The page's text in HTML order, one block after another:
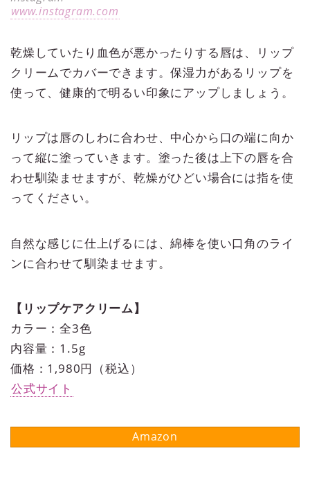
www.instagram.com
乾燥していたり血色が悪かったりする唇は、リップ
クリームでカバーできます。保湿力があるリップを
使って、健康的で明るい印象にアップしましょう。
リップは唇のしわに合わせ、中心から口の端に向か
って縦に塗っていきます。塗った後は上下の唇を合
わせ馴染ませますが、乾燥がひどい場合には指を使
ってください。
自然な感じに仕上げるには、綿棒を使い口角のライ
ンに合わせて馴染ませます。
【リップケアクリーム】
カラー：全3色
内容量：1.5g
価格：1,980円（税込）
公式サイト